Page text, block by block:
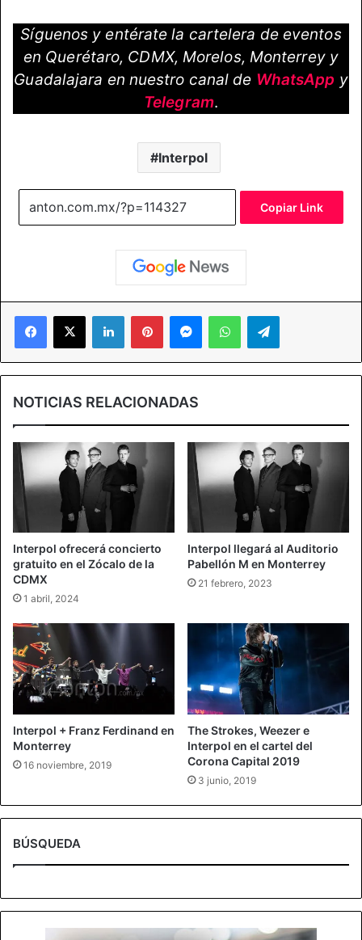
Síguenos y entérate la cartelera de eventos
en Querétaro, CDMX, Morelos, Monterrey y
Guadalajara en nuestro canal de WhatsApp y
Telegram.
Interpol
Copiar Link
NOTICIAS RELACIONADAS
Interpol ofrecerá concierto
gratuito en el Zócalo de la
CDMX
1 abril, 2024
Interpol llegará al Auditorio
Pabellón M en Monterrey
21 febrero, 2023
Interpol + Franz Ferdinand en
Monterrey
16 noviembre, 2019
The Strokes, Weezer e
Interpol en el cartel del
Corona Capital 2019
3 junio, 2019
BÚSQUEDA